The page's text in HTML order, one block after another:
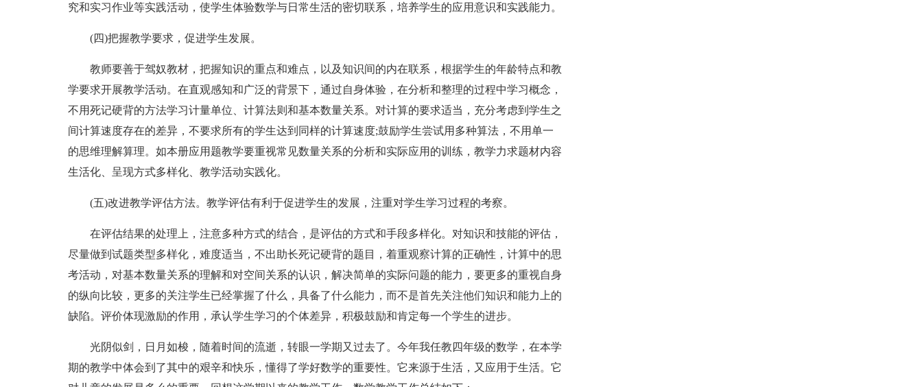
究和实习作业等实践活动，使学生体验数学与日常生活的密切联系，培养学生的应用意识和实践能力。
(四)把握教学要求，促进学生发展。
教师要善于驾奴教材，把握知识的重点和难点，以及知识间的内在联系，根据学生的年龄特点和教
学要求开展教学活动。在直观感知和广泛的背景下，通过自身体验，在分析和整理的过程中学习概念，
不用死记硬背的方法学习计量单位、计算法则和基本数量关系。对计算的要求适当，充分考虑到学生之
间计算速度存在的差异，不要求所有的学生达到同样的计算速度;鼓励学生尝试用多种算法，不用单一
的思维理解算理。如本册应用题教学要重视常见数量关系的分析和实际应用的训练，教学力求题材内容
生活化、呈现方式多样化、教学活动实践化。
(五)改进教学评估方法。教学评估有利于促进学生的发展，注重对学生学习过程的考察。
在评估结果的处理上，注意多种方式的结合，是评估的方式和手段多样化。对知识和技能的评估，
尽量做到试题类型多样化，难度适当，不出助长死记硬背的题目，着重观察计算的正确性，计算中的思
考活动，对基本数量关系的理解和对空间关系的认识，解决简单的实际问题的能力，要更多的重视自身
的纵向比较，更多的关注学生已经掌握了什么，具备了什么能力，而不是首先关注他们知识和能力上的
缺陷。评价体现激励的作用，承认学生学习的个体差异，积极鼓励和肯定每一个学生的进步。
光阴似剑，日月如梭，随着时间的流逝，转眼一学期又过去了。今年我任教四年级的数学，在本学
期的教学中体会到了其中的艰辛和快乐，懂得了学好数学的重要性。它来源于生活，又应用于生活。它